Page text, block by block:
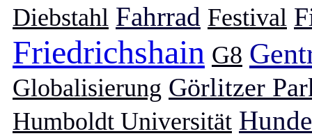
Diebstahl Fahrrad Festival
Friedrichshain G8
Globalisierung Görlitzer
Humboldt Universität Hunde